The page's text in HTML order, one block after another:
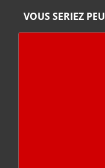
VOUS SERIEZ